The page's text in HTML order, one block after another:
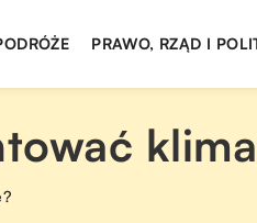
PRAWO, RZĄD I